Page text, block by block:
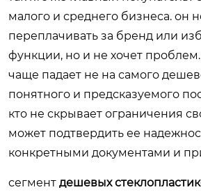
малого и среднего бизнеса. он
переплачивать за бренд или
функции, но и не хочет
чаще падает не на самого
понятного и предсказуемого
кто не скрывает ограничения
может подтвердить ее
конкретными документами и
сегмент дешевых